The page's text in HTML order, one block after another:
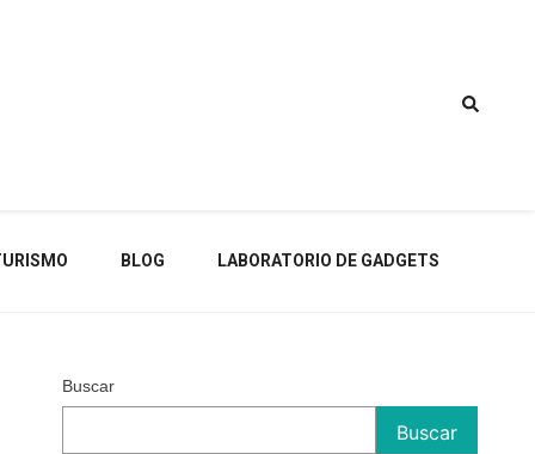
BLOG LABORATORIO DE GADGETS
Buscar
Buscar